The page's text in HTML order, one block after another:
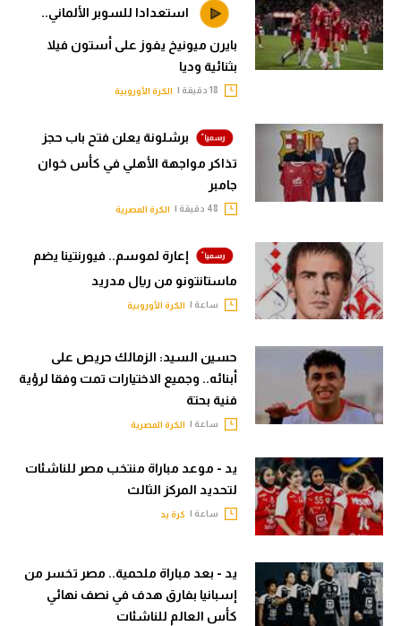
استعدادا للسوبر الألماني..
بايرن ميونيخ يفوز على أستون فيلا
بثنائية وديا
الكرة الأوروبية
برشلونة يعلن فتح باب حجز
تذاكر مواجهة الأهلي في كأس خوان
جامبر
الكرة المصرية
إعارة لموسم.. فيورنتينا يضم
ماستانتونو من ريال مدريد
ساعة | الكرة الأوروبية
حسين السيد: الزمالك حريص على
أبنائه.. وجميع الاختيارات تمت وفقا لرؤية
فنية بحتة
ساعة | الكرة المصرية
يد - موعد مباراة منتخب مصر للناشئات
لتحديد المركز الثالث
ساعة | كرة يد
يد - بعد مباراة ملحمية.. مصر تخسر من
إسبانيا بفارق هدف في نصف نهائي
كأس العالم للناشئات